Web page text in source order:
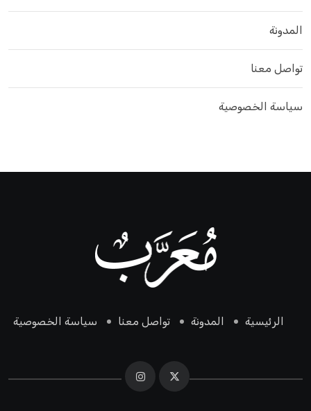
المدونة
تواصل معنا
سياسة الخصوصية
الرئيسية المدونة تواصل معنا سياسة الخصوصية